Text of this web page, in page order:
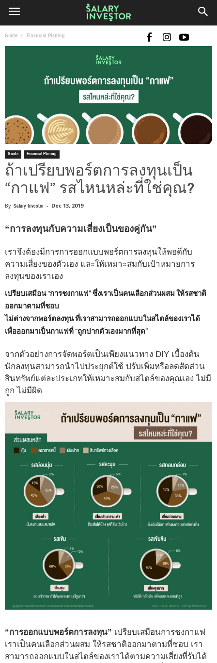
Guide Financial Planing
Guide Financial Planing
ถ้าเปรียบพอร์ตการลงทุนเป็น
“กาแฟ” รสไหนหล่ะที่ใช่คุณ?
By Salary Investor - Dec 13, 2019
“การลงทุนกับความเสี่ยงเป็นของคู่กัน”
เราจึงต้องมีการการออกแบบพอร์ตการลงทุนให้พอดีกับ
ความเสี่ยงของตัวเอง และให้เหมาะสมกับเป้าหมายการ
ลงทุนของเราเอง
เปรียบเสมือน “การชงกาแฟ” ซึ่งเราเป็นคนเลือกส่วนผสม ให้รสชาติ
ออกมาตามที่ชอบ
ไม่ต่างจากพอร์ตลงทุน ที่เราสามารถออกแบบในสไตล์ของเราได้
เพื่อออกมาเป็นกาแฟที่ “ถูกปากตัวเองมากที่สุด”
จากตัวอย่างการจัดพอร์ตเป็นเพียงแนวทาง DIY เบื้องต้น
นักลงทุนสามารถนำไปประยุกต์ใช้ ปรับเพิ่มหรือลดสัดส่วน
สินทรัพย์แต่ละประเภทให้เหมาะสมกับสไตล์ของคุณเอง ไม่มี
ถูก ไม่มีผิด
“การออกแบบพอร์ตการลงทุน” เปรียบเสมือนการชงกาแฟ
เราเป็นคนเลือกส่วนผสม ให้รสชาติออกมาตามที่ชอบ เรา
สามารถออกแบบในสไตล์ของเราได้ตามความเสี่ยงที่รับได้